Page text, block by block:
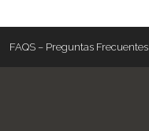
FAQS – Preguntas Frecuentes